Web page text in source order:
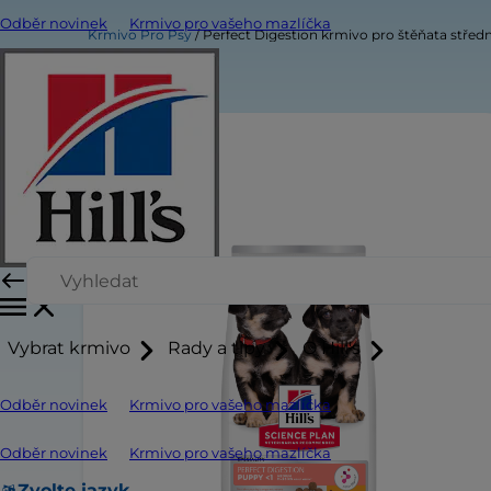
Odběr novinek Krmivo pro vašeho mazlíčka
Vybrat krmivo Rady a tipy O Hill's
Odběr novinek Krmivo pro vašeho mazlíčka
Odběr novinek Krmivo pro vašeho mazlíčka
Krmivo Pro Psy Perfect Digestion krmivo pro štěňata